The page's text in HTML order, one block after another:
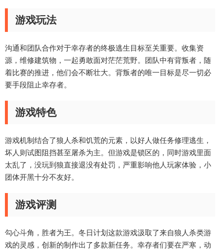
游戏玩法
沟通和团队合作对于幸存者的终极逃生目标至关重要。收集资
源，维修建筑物，一起勇敢面对茫茫荒野。团队中有背叛者，随
着比赛的推进，他们会不断壮大。背叛者的唯一目标是尽一切必
要手段阻止幸存者。
游戏特色
游戏机制结合了狼人杀和饥荒的元素，以好人做任务修理逃生，
坏人则试图阻挡甚至屠杀为主。但游戏是锁区的，同时游戏里面
太乱了，没玩到狼直接退没有处罚，严重影响他人玩家体验，小
团体开黑十分不友好。
游戏评测
勾心斗角，胜者为王。冬日计划这款游戏汲取了来自狼人杀类游
戏的灵感，创新的制作出了多款新任务。幸存者们要在严寒，动